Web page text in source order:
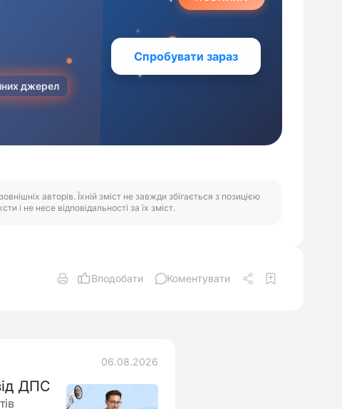
авторів. Їхній зміст не завжди збігається з позицією
і не несе відповідальності за їх зміст.
Вподобати Коментувати
06.08.2026
ДПС